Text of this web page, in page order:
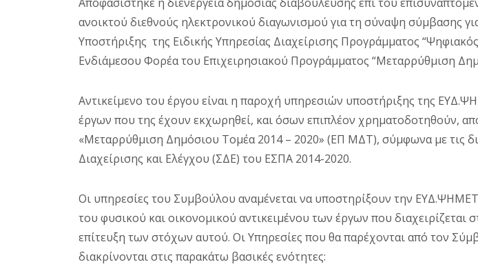
Αποφασίστηκε η διενέργεια δημόσιας διαβούλευσης επί του
ανοικτού διεθνούς ηλεκτρονικού διαγωνισμού για τη σύναψη σύμβασης
Υποστήριξης της Ειδικής Υπηρεσίας Διαχείρισης Προγράμματος
Ενδιάμεσου Φορέα του Επιχειρησιακού Προγράμματος “Μεταρρύθμιση
Αντικείμενο του έργου είναι η παροχή υπηρεσιών υποστήριξης της
έργων που της έχουν εκχωρηθεί, και όσων επιπλέον χρηματοδοτηθούν,
«Μεταρρύθμιση Δημόσιου Τομέα 2014 – 2020» (ΕΠ ΜΔΤ), σύμφωνα με τις
Διαχείρισης και Ελέγχου (ΣΔΕ) του ΕΣΠΑ 2014-2020.
Οι υπηρεσίες του Συμβούλου αναμένεται να υποστηρίξουν την
του φυσικού και οικονομικού αντικειμένου των έργων που διαχειρίζεται
επίτευξη των στόχων αυτού. Οι Υπηρεσίες που θα παρέχονται από τον
διακρίνονται στις παρακάτω βασικές ενότητες: